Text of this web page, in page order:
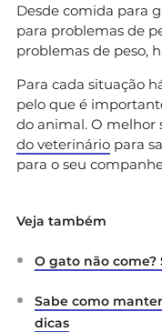
Desde comida para
para problemas de
problemas de peso,
Para cada situação
pelo que é
do animal. O melhor
do veterinário para
para o seu
Veja também
O gato não come?
Sabe como
dicas